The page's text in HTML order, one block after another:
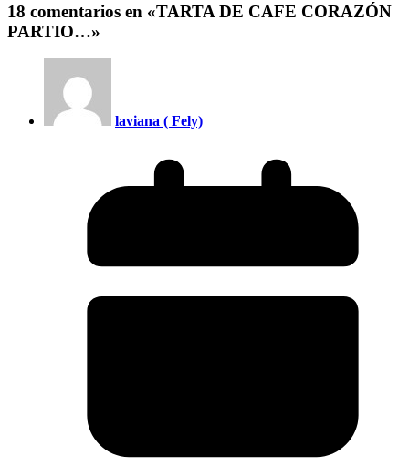
18 comentarios en «TARTA DE CAFE CORAZÓN
PARTIO…»
laviana ( Fely)